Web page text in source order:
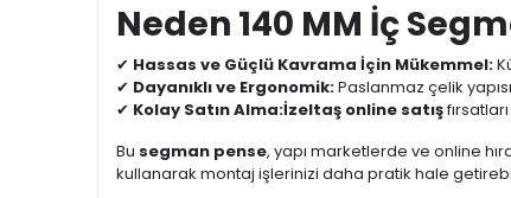
Neden 140 MM İç
✔ Hassas ve Güçlü Kavrama İçin Mükemmel:
✔ Dayanıklı ve Ergonomik:Paslanmaz çelik
✔ Kolay Satın Alma:İzeltaş online satış
Bu segman pense, yapı marketlerde ve online
kullanarak montaj işlerinizi daha pratik hale